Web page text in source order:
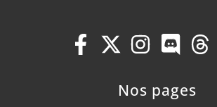
Nos pages